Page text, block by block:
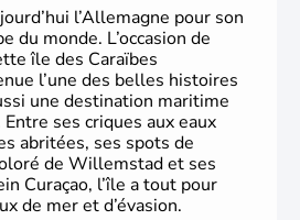
l’Allemagne pour son
du monde. L’occasion de
île des Caraïbes
l’une des belles histoires
une destination maritime
ses criques aux eaux
abritées, ses spots de
de Willemstad et ses
Curaçao, l’île a tout pour
de mer et d’évasion.